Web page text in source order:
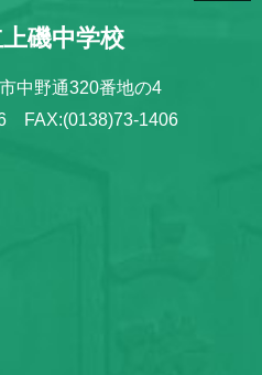
磯中学校
中野通320番地の4
FAX:(0138)73-1406